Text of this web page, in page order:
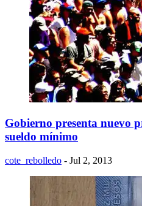
Gobierno presenta nuevo
sueldo mínimo
cote_rebolledo - Jul 2, 2013